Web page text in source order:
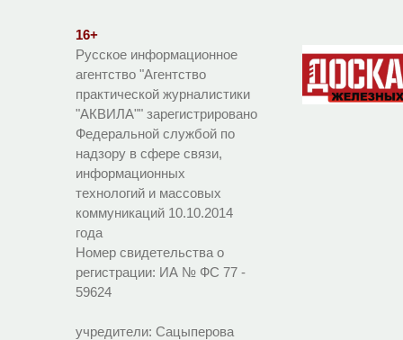
16+
Русское информационное
агентство "Агентство
практической журналистики
"АКВИЛА"" зарегистрировано
Федеральной службой по
надзору в сфере связи,
информационных
технологий и массовых
коммуникаций 10.10.2014
года
Номер свидетельства о
регистрации: ИА № ФС 77 -
59624
учредители: Сацыперова